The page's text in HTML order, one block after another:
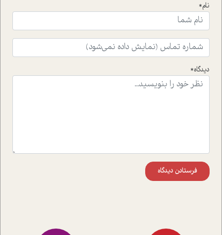
ای که به زندگی شگفت انگیز جین گودال و تاثیرات کاوش های
ایشان در حوزه ی شامپانزه ها بر زندگی امروزی ما نگاهی
افکنده است.فصل اتاق 333 شما را پای صحبت یک تجربه ی
واقعی در ارتباط با اختلال شخصیت اسکزوئید و مشکلات و نیز
راهکارهای حل آن قرار می دهد که در اتاق درمان اتفاق افتاده
موثرترین راهکارهای استفاده از هوش مصنوعی در حوزه های
نام*
دیدگاه*
فرستادن دیدگاه